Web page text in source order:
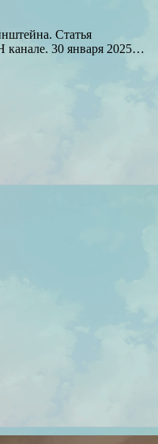
Статья
канале. 30 января 2025…